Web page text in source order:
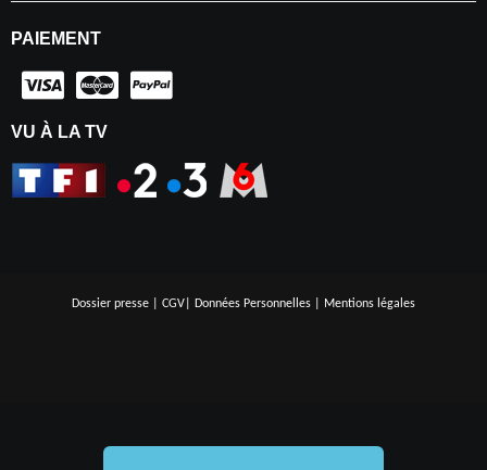
PAIEMENT
VU À LA TV
Dossier presse CGV Données Personnelles Mentions légales